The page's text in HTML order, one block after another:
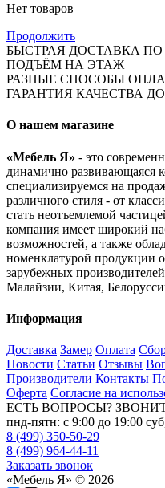
Нет товаров
Продолжить
БЫСТРАЯ ДОСТАВКА
ПОДЪЁМ НА ЭТАЖ
РАЗНЫЕ СПОСОБЫ
ГАРАНТИЯ КАЧЕСТВА ДО
О нашем магазине
«Мебель Я» - это
динамично развивающаяся
специализируемся на
различного стиля - от
стать неотъемлемой
компания имеет широкий
возможностей, а также
номенклатурой продукции
зарубежных
Малайзии, Китая,
Информация
Доставка Замер Оплата
Новости Статьи Отзывы
Производители Контакты
Оферта Согласие на
ЕСТЬ ВОПРОСЫ?
пнд-пятн: с 9:00 до 19:00
8 (499) 350-50-29
8 (499) 964-44-11
Заказать звонок
«Мебель Я» © 2026